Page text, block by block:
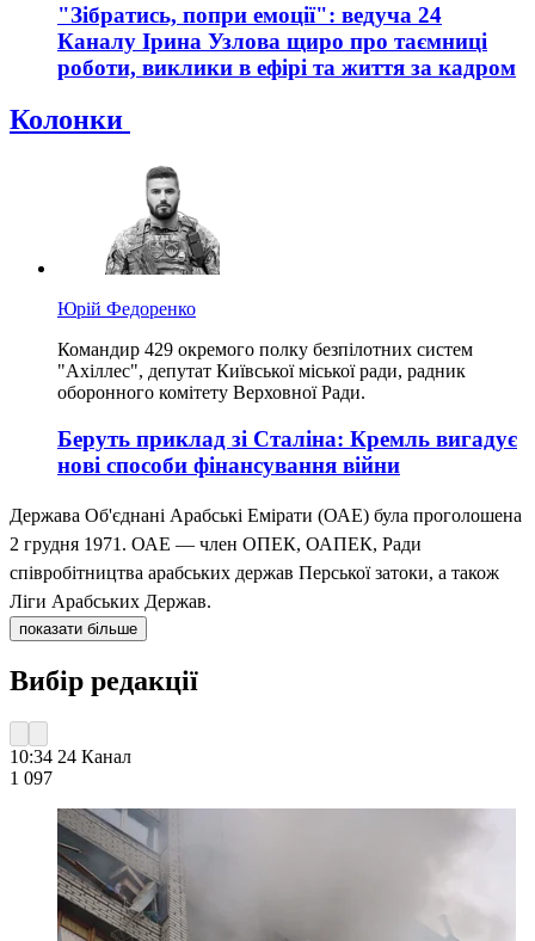
"Зібратись, попри емоції": ведуча 24
Каналу Ірина Узлова щиро про таємниці
роботи, виклики в ефірі та життя за кадром
Колонки
Юрій Федоренко
Командир 429 окремого полку безпілотних систем
"Ахіллес", депутат Київської міської ради, радник
оборонного комітету Верховної Ради.
Беруть приклад зі Сталіна: Кремль вигадує
нові способи фінансування війни
Держава Об'єднані Арабські Емірати (ОАЕ) була проголошена
2 грудня 1971. ОАЕ — член ОПЕК, ОАПЕК, Ради
співробітництва арабських держав Перської затоки, а також
Ліги Арабських Держав.
показати більше
Вибір редакції
10:34 24 Канал
1 097